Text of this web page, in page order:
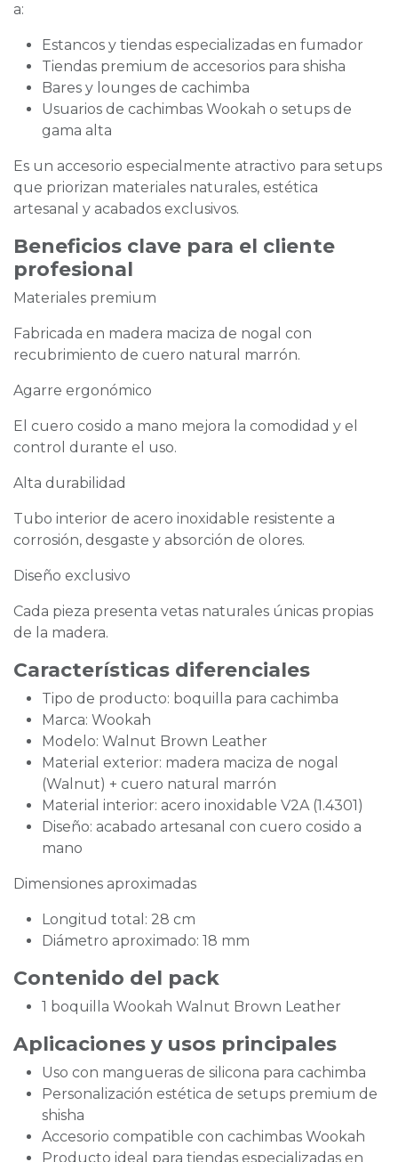
a:
Estancos y tiendas especializadas en fumador
Tiendas premium de accesorios para shisha
Bares y lounges de cachimba
Usuarios de cachimbas Wookah o setups de
gama alta
Es un accesorio especialmente atractivo para setups
que priorizan materiales naturales, estética
artesanal y acabados exclusivos.
Beneficios clave para el cliente
profesional
Materiales premium
Fabricada en madera maciza de nogal con
recubrimiento de cuero natural marrón.
Agarre ergonómico
El cuero cosido a mano mejora la comodidad y el
control durante el uso.
Alta durabilidad
Tubo interior de acero inoxidable resistente a
corrosión, desgaste y absorción de olores.
Diseño exclusivo
Cada pieza presenta vetas naturales únicas propias
de la madera.
Características diferenciales
Tipo de producto: boquilla para cachimba
Marca: Wookah
Modelo: Walnut Brown Leather
Material exterior: madera maciza de nogal
(Walnut) + cuero natural marrón
Material interior: acero inoxidable V2A (1.4301)
Diseño: acabado artesanal con cuero cosido a
mano
Dimensiones aproximadas
Longitud total: 28 cm
Diámetro aproximado: 18 mm
Contenido del pack
1 boquilla Wookah Walnut Brown Leather
Aplicaciones y usos principales
Uso con mangueras de silicona para cachimba
Personalización estética de setups premium de
shisha
Accesorio compatible con cachimbas Wookah
Producto ideal para tiendas especializadas en